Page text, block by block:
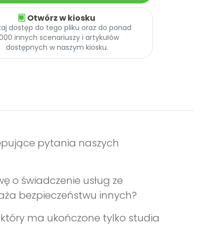
Otwórz w kiosku
dostęp do tego pliku oraz do ponad
innych scenariuszy i artykułów
dostępnych w naszym kiosku.
pytania naszych
o świadczenie usług ze
bezpieczeństwu innych?
ma ukończone tylko studia